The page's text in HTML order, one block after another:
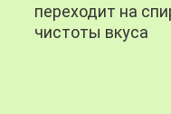
переходит на
чистоты вкуса